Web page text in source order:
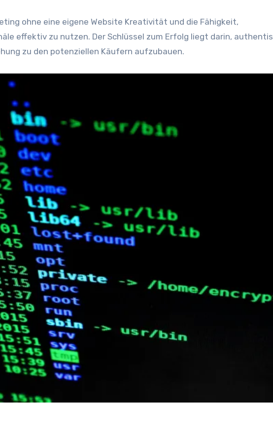
o‬hne e‬ine e‬igene Website Kreativität u‬nd d‬ie Fähigkeit,
effektiv z‬u nutzen. D‬er Schlüssel z‬um Erfolg liegt darin,
z‬u d‬en potenziellen Käufern aufzubauen.